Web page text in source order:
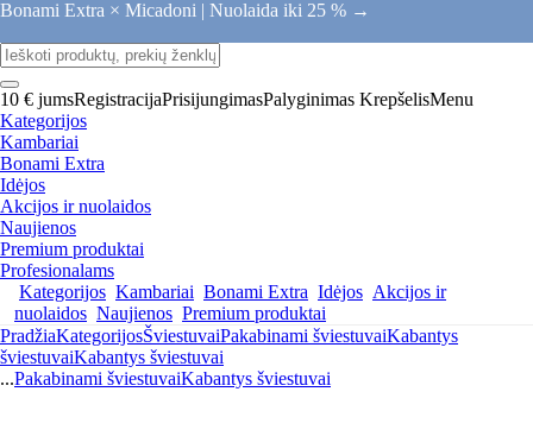
Bonami Extra × Micadoni | Nuolaida iki 25 % →
10 € jumsRegistracijaPrisijungimasPalyginimas KrepšelisMenu
Kategorijos
Kambariai
Bonami Extra
Idėjos
Akcijos ir nuolaidos
Naujienos
Premium produktai
Profesionalams
Kategorijos Kambariai Bonami Extra Idėjos Akcijos ir
nuolaidos Naujienos Premium produktai
PradžiaKategorijosŠviestuvaiPakabinami šviestuvaiKabantys
šviestuvaiKabantys šviestuvai
...Pakabinami šviestuvaiKabantys šviestuvai